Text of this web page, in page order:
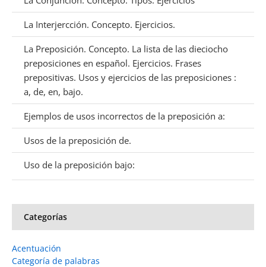
La Interjercción. Concepto. Ejercicios.
La Preposición. Concepto. La lista de las dieciocho
preposiciones en español. Ejercicios. Frases
prepositivas. Usos y ejercicios de las preposiciones :
a, de, en, bajo.
Ejemplos de usos incorrectos de la preposición a:
Usos de la preposición de.
Uso de la preposición bajo:
Categorías
Acentuación
Categoría de palabras